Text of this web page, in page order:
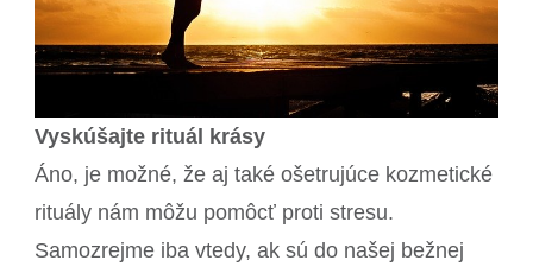
Vyskúšajte rituál krásy
Áno, je možné, že aj také ošetrujúce kozmetické
rituály nám môžu pomôcť proti stresu.
Samozrejme iba vtedy, ak sú do našej bežnej